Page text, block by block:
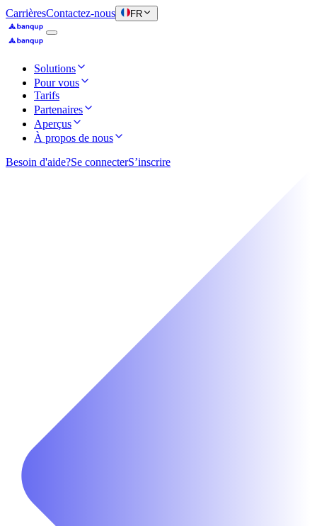
CarrièresContactez-nous FR
Solutions
Pour vous
Tarifs
Partenaires
Aperçus
À propos de nous
Besoin d'aide?Se connecterS’inscrire